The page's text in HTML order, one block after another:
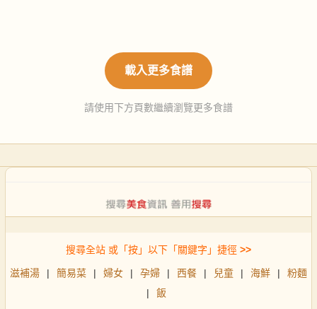
載入更多食譜
請使用下方頁數繼續瀏覽更多食譜
搜尋全站 或「按」以下「關鍵字」捷徑 >>
滋補湯 | 簡易菜 | 婦女 | 孕婦 | 西餐 | 兒童 | 海鮮 |
粉麵
|
飯